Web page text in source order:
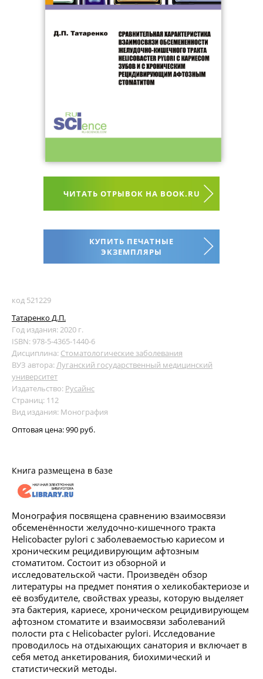
ЧИТАТЬ ОТРЫВОК НА BOOK.RU
КУПИТЬ ПЕЧАТНЫЕ
ЭКЗЕМПЛЯРЫ
код 521229
Татаренко Д.П.
Год издания: 2020 г.
ISBN: 978-5-4365-1440-6
Дисциплина: Стоматологические заболевания
ВУЗ автора:Луганский государственный медицинский
университет
Издательство: Русайнс
Страниц: 112
Вид издания: Монография
Оптовая цена:990 руб.
Книга размещена в базе
Монография посвящена сравнению взаимосвязи
обсеменённости желудочно-кишечного тракта
Helicobacter pylori с заболеваемостью кариесом и
хроническим рецидивирующим афтозным
стоматитом. Состоит из обзорной и
исследовательской части. Произведён обзор
литературы на предмет понятия о хеликобактериозе и
её возбудителе, свойствах уреазы, которую выделяет
эта бактерия, кариесе, хроническом рецидивирующем
афтозном стоматите и взаимосвязи заболеваний
полости рта с Helicobacter pylori. Исследование
проводилось на отдыхающих санатория и включает в
себя метод анкетирования, биохимический и
статистический методы.